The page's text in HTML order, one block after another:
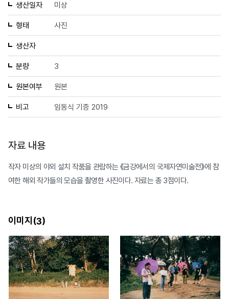
생산일자 미상
형태 사진
생산자
분량 3
원본여부 원본
비고 임동식 기증 2019
자료 내용
작자 미상의 야외 설치 작품을 관람하는 《금강에서의 국제자연미술전》에 참
여한 해외 작가들의 모습을 촬영한 사진이다. 자료는 총 3점이다.
이미지(3)